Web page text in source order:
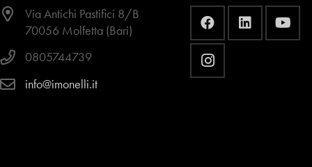
Via Antichi Pastifici 8/B
70056 Molfetta (Bari)
0805744739
info@imonelli.it